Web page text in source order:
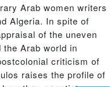
Arab women writers
Algeria. In spite of
of the uneven
the Arab world in
criticism of
raises the profile of